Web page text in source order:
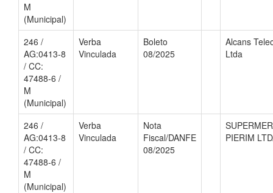
M
(Municipal)
246 /
AG:0413-8
/ CC:
47488-6 /
M
(Municipal)
Verba
Vinculada
Boleto
08/2025
Alcans
Ltda
246 /
AG:0413-8
/ CC:
47488-6 /
M
(Municipal)
Verba
Vinculada
Nota
Fiscal/DANFE
08/2025
PIERIM